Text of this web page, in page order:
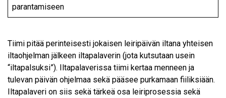
parantamiseen
Tiimi pitää perinteisesti jokaisen leiripäivän iltana yhteisen
iltaohjelman jälkeen iltapalaverin (jota kutsutaan usein
“iltapalsuksi”). Iltapalaverissa tiimi kertaa menneen ja
tulevan päivän ohjelmaa sekä pääsee purkamaan fiiliksiään.
Iltapalaveri on siis sekä tärkeä osa leiriprosessia sekä